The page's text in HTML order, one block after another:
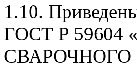
1.10.
ГОСТ Р
СВАРОЧНОГО